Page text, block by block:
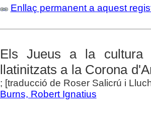
Enllaç permanent a aquest
Els Jueus a la cultura
llatinitzats a la Corona
; [traducció de Roser Salicrú i
Burns, Robert Ignatius